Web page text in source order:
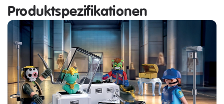
Produktspezifikationen